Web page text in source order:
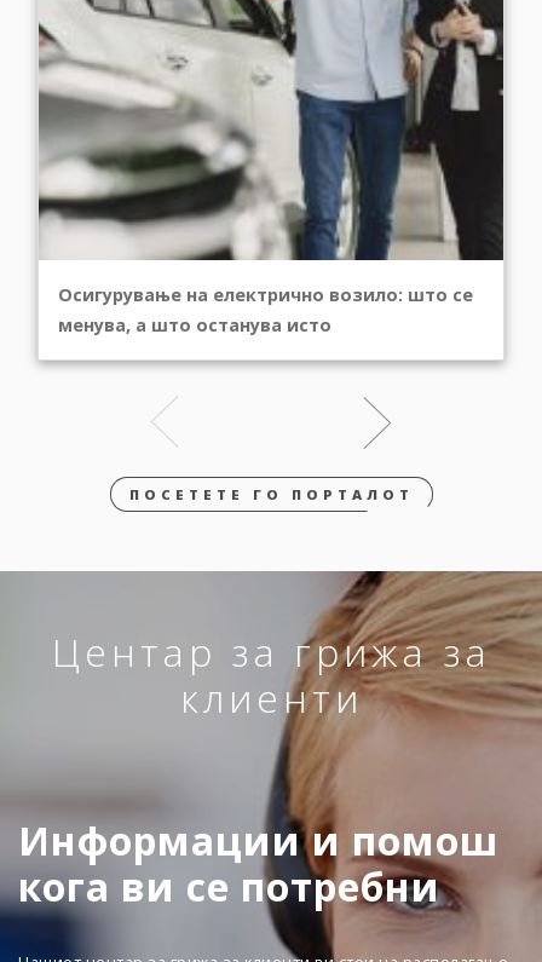
Осигурување на електрично возило: што се
менува, а што останува исто
ПОСЕТЕТЕ ГО ПОРТАЛОТ
Центар за грижа за
клиенти
Информации и помош
кога ви се потребни